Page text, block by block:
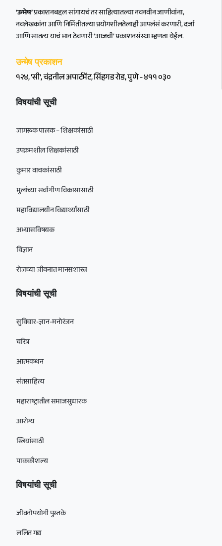
‘उन्मेष’प्रकाशनबद्दल सांगायचं तर साहित्यातल्या नवनवीन जाणीवांना,
नवलेखकांना आणि निर्मितीतल्या प्रयोगशीलतेलाही आपलंसं करणारी, दर्जा
आणि सातत्य याचं भान ठेवणारी ‘आजची’ प्रकाशनसंस्था म्हणता येईल.
उन्मेष प्रकाशन
१२४, 'सी', चंद्रनील अपार्टमेंट, सिंहगड रोड, पुणे - ४११ ०३०
विषयांची सूची
जागरूक पालक – शिक्षकांसाठी
उपक्रमशील शिक्षकांसाठी
कुमार वाचकांसाठी
मुलांच्या सर्वांगीण विकासासाठी
महाविद्यालयीन विद्यार्थ्यांसाठी
अभ्यासविषयक
विज्ञान
रोजच्या जीवनात मानसशास्त्र
विषयांची सूची
सुविचार-ज्ञान-मनोरंजन
चरित्र
आत्मकथन
संतसाहित्य
महाराष्ट्रातील समाजसुधारक
आरोग्य
स्त्रियांसाठी
पाककौशल्य
विषयांची सूची
जीवनोपयोगी पुस्तके
ललित गद्य